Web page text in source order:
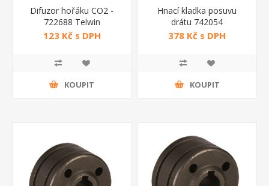
Difuzor hořáku CO2 -
722688 Telwin
123 Kč s DPH
KOUPIT
Hnací kladka posuvu
drátu 742054
378 Kč s DPH
KOUPIT